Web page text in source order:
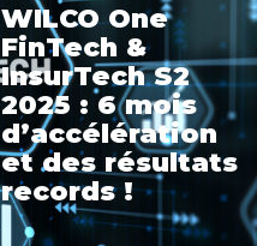
WILCO One
FinTech &
InsurTech S2
2025 : 6 mois
d’accélération
et des résultats
records !